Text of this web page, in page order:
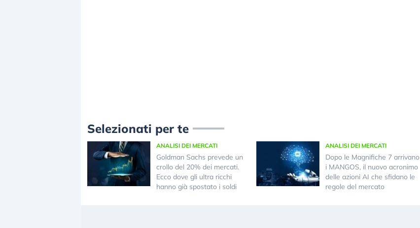
Selezionati per te
ANALISI DEI MERCATI
Goldman Sachs prevede un
crollo del 20% dei mercati.
Ecco dove gli ultra ricchi
hanno già spostato i soldi
ANALISI DEI MERCATI
Dopo le Magnifiche 7 arrivano
i MANGOS, il nuovo acronimo
delle azioni AI che sfidano le
regole del mercato